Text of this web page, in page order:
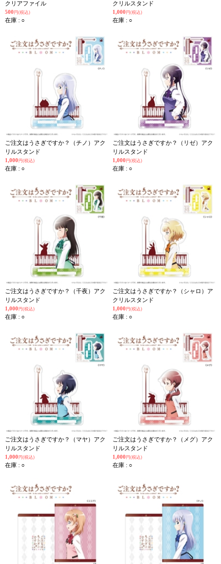
クリアファイル
500 円(税込)
在庫 : ○
クリルスタンド
1,000 円(税込)
在庫 : ○
ご注文はうさぎですか？（チノ）アク
リルスタンド
1,000 円(税込)
在庫 : ○
ご注文はうさぎですか？（リゼ）アク
リルスタンド
1,000 円(税込)
在庫 : ○
ご注文はうさぎですか？（千夜）アク
リルスタンド
1,000 円(税込)
在庫 : ○
ご注文はうさぎですか？（シャロ）ア
クリルスタンド
1,000 円(税込)
在庫 : ○
ご注文はうさぎですか？（マヤ）アク
リルスタンド
1,000 円(税込)
在庫 : ○
ご注文はうさぎですか？（メグ）アク
リルスタンド
1,000 円(税込)
在庫 : ○